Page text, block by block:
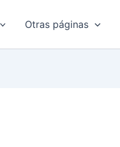
Otras páginas